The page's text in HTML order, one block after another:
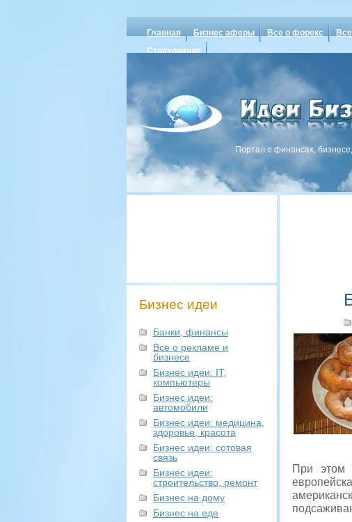
Главная Бизнес аферы Все о форекс
Страхование
Портал о финансах,
Бизнес идеи
Банки, финансы
Все о рекламе и
бизнесе
Бизнес идеи: IT,
компьютеры
Бизнес идеи:
автомобили
Бизнес идеи: медицина,
здоровье, красота
Бизнес идеи: сотовая
связь
Бизнес идеи:
строительство, ремонт
Бизнес на дому
Бизнес на еде
При этом